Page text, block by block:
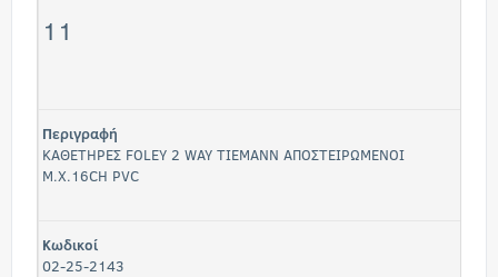
11
Περιγραφή
ΚΑΘΕΤΗΡΕΣ FOLEY 2 WAY ΤΙΕΜΑΝΝ ΑΠΟΣΤΕΙΡΩΜΕΝΟΙ
Μ.Χ.16CH PVC
Κωδικοί
02-25-2143